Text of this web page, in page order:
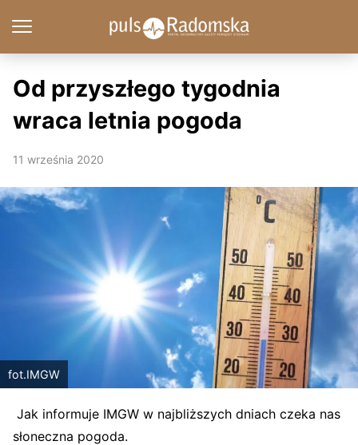
Od przyszłego tygodnia
wraca letnia pogoda
11 września 2020
fot.IMGW
Jak informuje IMGW w najbliższych dniach czeka nas
słoneczna pogoda.